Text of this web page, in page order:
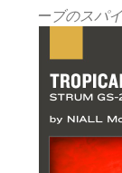
ーブのスパ